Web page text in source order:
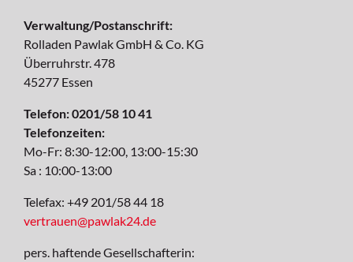
Verwaltung/Postanschrift:
Rolladen Pawlak GmbH & Co. KG
Überruhrstr. 478
45277 Essen
Telefon: 0201/58 10 41
Telefonzeiten:
Mo-Fr: 8:30-12:00, 13:00-15:30
Sa : 10:00-13:00
Telefax: +49 201/58 44 18
vertrauen@pawlak24.de
pers. haftende Gesellschafterin: